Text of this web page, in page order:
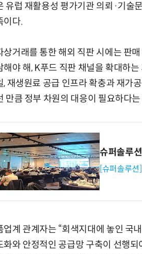
유럽 재활용성 평가기관 의뢰·기술
이다.
상거래를 통한 해외 직판 시에는 판
해야 해, K푸드 직판 채널을 확대하
, 재생원료 공급 인프라 확충과 재가
만큼 정부 차원의 대응이 필요하다
슈퍼솔루
[슈퍼솔루
업계 관계자는 “회색지대에 놓인 국
화와 안정적인 공급망 구축이 선행
거미줄 쏘고 자동 회수까지…현실판 스파이더맨 웹 슈터